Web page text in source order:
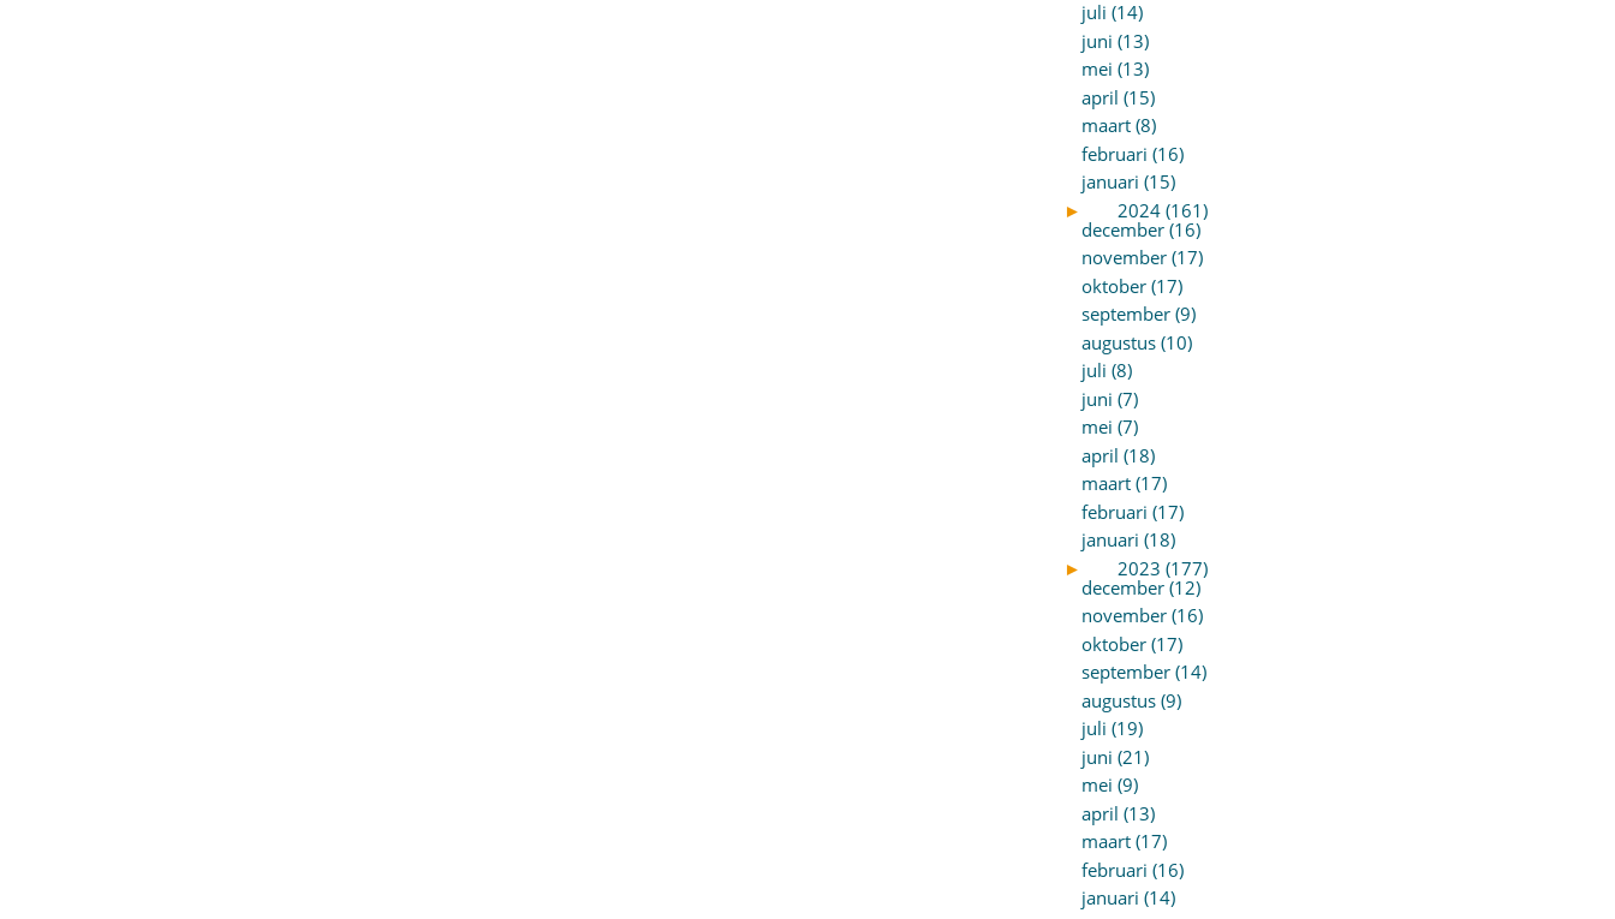
juli (14)
juni (13)
mei (13)
april (15)
maart (8)
februari (16)
januari (15)
►
2024 (161)
december (16)
november (17)
oktober (17)
september (9)
augustus (10)
juli (8)
juni (7)
mei (7)
april (18)
maart (17)
februari (17)
januari (18)
►
2023 (177)
december (12)
november (16)
oktober (17)
september (14)
augustus (9)
juli (19)
juni (21)
mei (9)
april (13)
maart (17)
februari (16)
januari (14)